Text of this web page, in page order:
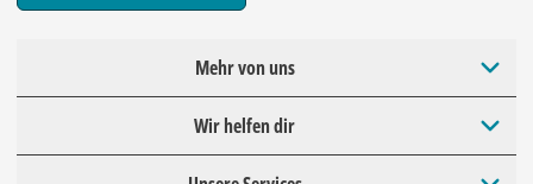
Mehr von uns
Wir helfen dir